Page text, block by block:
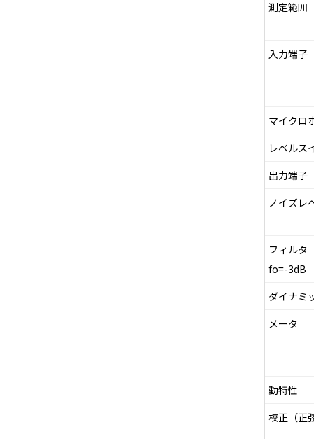
測定範囲
入力端子
マイクロ
レベルス
出力端子
ノイズレ
フィルタ
fo=-3dB
ダイナミ
メータ
動特性
校正（正